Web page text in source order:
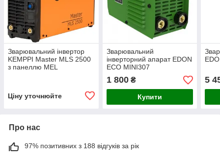
Зварювальний інвертор
KEMPPI Master MLS 2500
з панеллю MEL
Ціну уточнюйте
Зварювальний
інверторний апарат EDON
ECO MINI307
1 800₴
Купити
5
Про нас
97% позитивних з 188 відгуків за рік